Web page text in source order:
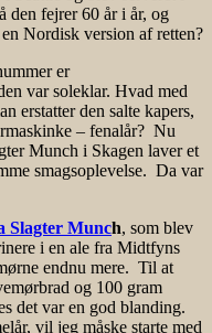
den fejrer 60 år i år, og
Nordisk version af retten?
er
var soleklar. Hvad med
erstatter den salte kapers,
– fenalår? Nu
Munch i Skagen laver et
smagsoplevelse. Da var
Slagter Munch, som blev
i en ale fra Midtfyns
endnu mere. Til at
og 100 gram
det var en god blanding.
vil jeg måske starte med